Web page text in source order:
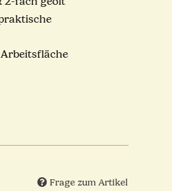
Frage zum Artikel